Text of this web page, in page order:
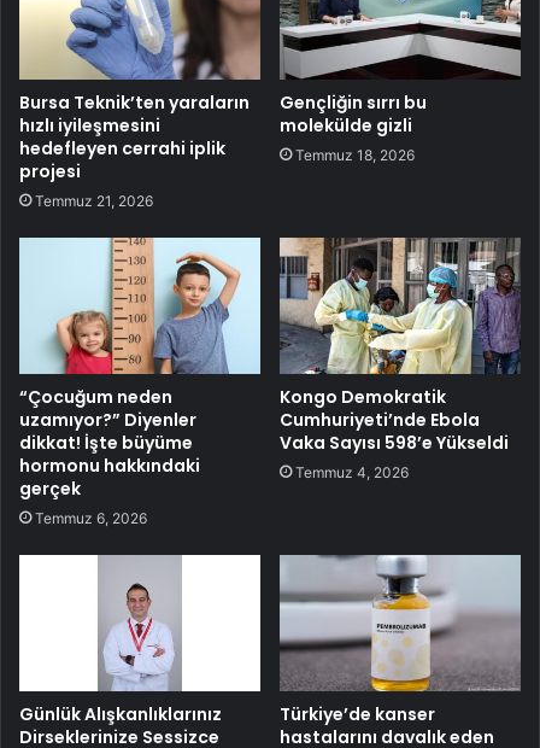
Bursa Teknik’ten yaraların
hızlı iyileşmesini
hedefleyen cerrahi iplik
projesi
Temmuz 21, 2026
Gençliğin sırrı bu
molekülde gizli
Temmuz 18, 2026
“Çocuğum neden
uzamıyor?” Diyenler
dikkat! İşte büyüme
hormonu hakkındaki
gerçek
Temmuz 6, 2026
Kongo Demokratik
Cumhuriyeti’nde Ebola
Vaka Sayısı 598’e Yükseldi
Temmuz 4, 2026
Günlük Alışkanlıklarınız
Dirseklerinize Sessizce
Türkiye’de kanser
hastalarını davalık eden